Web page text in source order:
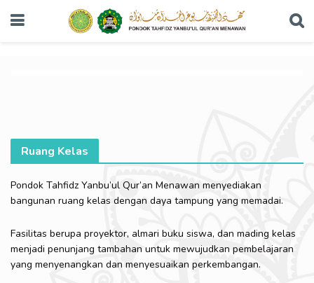
Ruang Kelas
Pondok Tahfidz Yanbu’ul Qur’an Menawan menyediakan
bangunan ruang kelas dengan daya tampung yang memadai.
Fasilitas berupa proyektor, almari buku siswa, dan mading kelas
menjadi penunjang tambahan untuk mewujudkan pembelajaran
yang menyenangkan dan menyesuaikan perkembangan.